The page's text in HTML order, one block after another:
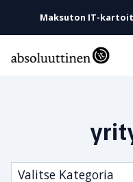
Maksuton IT-
sisältöön
Kategoriat